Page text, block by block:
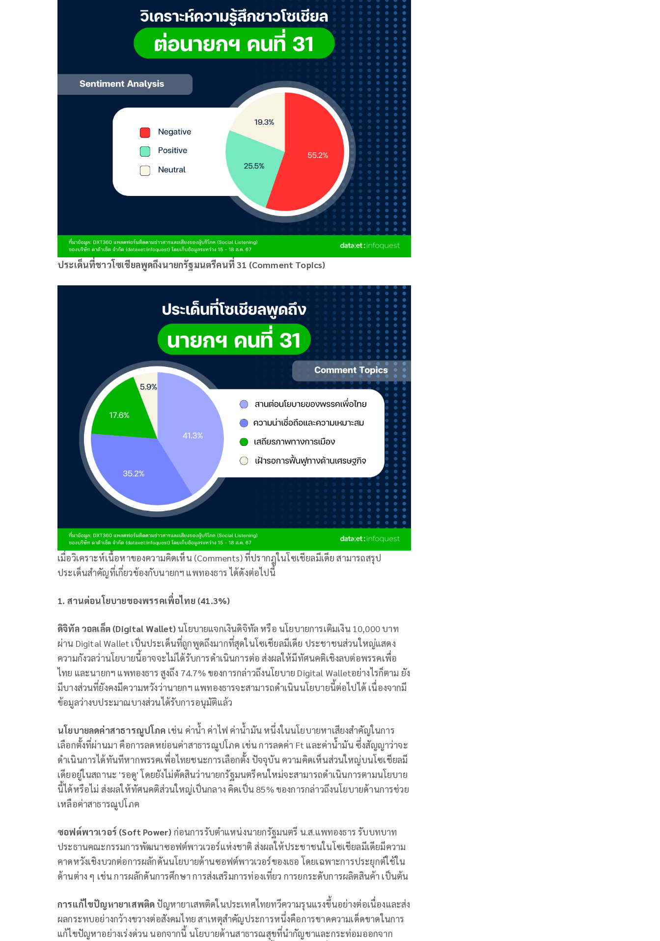
ประเด็นที่ชาวโซเชียลพูดถึงนายกรัฐมนตรีคนที่ 31 (Comment Topics)
เมื่อวิเคราะห์เนื้อหาของความคิดเห็น (Comments) ที่ปรากฎในโซเชียลมีเดีย สามารถสรุป
ประเด็นสำคัญที่เกี่ยวข้องกับนายกฯ แพทองธาร ได้ดังต่อไปนี้
1. สานต่อนโยบายของพรรคเพื่อไทย (41.3%)
ดิจิทัล วอลเล็ต (Digital Wallet) นโยบายแจกเงินดิจิทัล หรือ นโยบายการเติมเงิน 10,000 บาท
ผ่าน Digital Wallet เป็นประเด็นที่ถูกพูดถึงมากที่สุดในโซเชียลมีเดีย ประชาชนส่วนใหญ่แสดง
ความกังวลว่านโยบายนี้อาจจะไม่ได้รับการดำเนินการต่อ ส่งผลให้มีทัศนคติเชิงลบต่อพรรคเพื่อ
ไทย และนายกฯ แพทองธาร สูงถึง 74.7% ของการกล่าวถึงนโยบาย Digital Walletอย่างไรก็ตาม ยัง
มีบางส่วนที่ยังคงมีความหวังว่านายกฯ แพทองธารจะสามารถดำเนินนโยบายนี้ต่อไปได้ เนื่องจากมี
ข้อมูลว่างบประมาณบางส่วนได้รับการอนุมัติแล้ว
นโยบายลดค่าสาธารณูปโภค เช่น ค่าน้ำ ค่าไฟ ค่าน้ำมัน หนึ่งในนโยบายหาเสียงสำคัญในการ
เลือกตั้งที่ผ่านมา คือการลดหย่อนค่าสาธารณูปโภค เช่น การลดค่า Ft และค่าน้ำมัน ซึ่งสัญญาว่าจะ
ดำเนินการได้ทันทีหากพรรคเพื่อไทยชนะการเลือกตั้ง ปัจจุบัน ความคิดเห็นส่วนใหญ่บนโซเชียลมี
เดียอยู่ในสถานะ 'รอดู' โดยยังไม่ตัดสินว่านายกรัฐมนตรีคนใหม่จะสามารถดำเนินการตามนโยบาย
นี้ได้หรือไม่ ส่งผลให้ทัศนคติส่วนใหญ่เป็นกลาง คิดเป็น 85% ของการกล่าวถึงนโยบายด้านการช่วย
เหลือค่าสาธารณูปโภค
ซอฟต์พาวเวอร์ (Soft Power) ก่อนการรับตำแหน่งนายกรัฐมนตรี น.ส.แพทองธาร รับบทบาท
ประธานคณะกรรมการพัฒนาซอฟต์พาวเวอร์แห่งชาติ ส่งผลให้ประชาชนในโซเชียลมีเดียมีความ
คาดหวังเชิงบวกต่อการผลักดันนโยบายด้านซอฟต์พาวเวอร์ของเธอ โดยเฉพาะการประยุกต์ใช้ใน
ด้านต่าง ๆ เช่น การผลักดันการศึกษา การส่งเสริมการท่องเที่ยว การยกระดับการผลิตสินค้า เป็นต้น
การแก้ไขปัญหายาเสพติด ปัญหายาเสพติดในประเทศไทยทวีความรุนแรงขึ้นอย่างต่อเนื่องและส่ง
ผลกระทบอย่างกว้างขวางต่อสังคมไทย สาเหตุสำคัญประการหนึ่งคือการขาดความเด็ดขาดในการ
แก้ไขปัญหาอย่างเร่งด่วน นอกจากนี้ นโยบายด้านสาธารณสุขที่นำกัญชาและกระท่อมออกจาก